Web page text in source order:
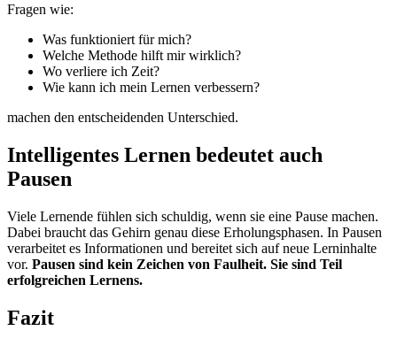
Fragen wie:
Was funktioniert für mich?
Welche Methode hilft mir wirklich?
Wo verliere ich Zeit?
Wie kann ich mein Lernen verbessern?
machen den entscheidenden Unterschied.
Intelligentes Lernen bedeutet auch
Pausen
Viele Lernende fühlen sich schuldig, wenn sie eine Pause machen.
Dabei braucht das Gehirn genau diese Erholungsphasen. In Pausen
verarbeitet es Informationen und bereitet sich auf neue Lerninhalte
vor. Pausen sind kein Zeichen von Faulheit. Sie sind Teil
erfolgreichen Lernens.
Fazit